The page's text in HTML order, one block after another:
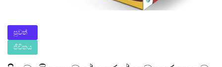
පුවත්
ජීවිතය